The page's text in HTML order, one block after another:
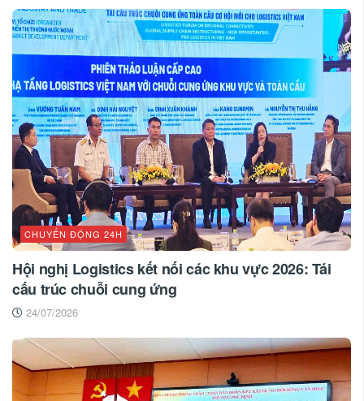
CHUYỂN ĐỘNG 24H
Hội nghị Logistics kết nối các khu vực 2026: Tái
cấu trúc chuỗi cung ứng
24/07/2026